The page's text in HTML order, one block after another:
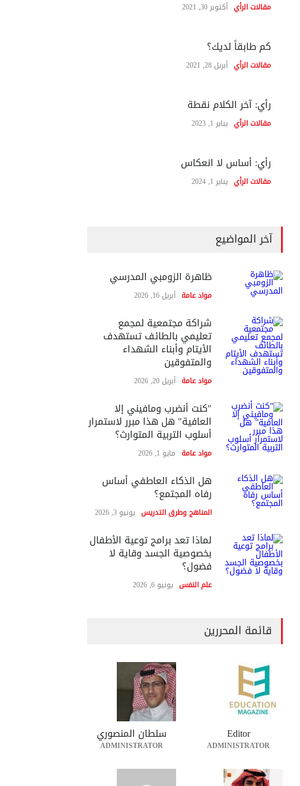
مقالات الرأي أكتوبر 30, 2021
كم طابقاً لديك؟
مقالات الرأي أبريل 28, 2021
رأي: آخر الكلام نقطة
مقالات الرأي يناير 1, 2023
رأي: أساس لا انعكاس
مقالات الرأي يناير 1, 2024
آخر المواضيع
ظاهرة الزومبي المدرسي
مواد عامة أبريل 16, 2026
شراكة مجتمعية لمجمع
تعليمي بالطائف تستهدف
الأيتام وأبناء الشهداء
والمتفوقين
مواد عامة أبريل 20, 2026
"كنت أنضرب ومافيني إلا
العافية" هل هذا مبرر لاستمرار
أسلوب التربية المتوارث؟
مواد عامة مايو 1, 2026
هل الذكاء العاطفي أساس
رفاه المجتمع؟
المناهج وطرق التدريس يونيو 3, 2026
لماذا تعد برامج توعية الأطفال
بخصوصية الجسد وقاية لا
فضول؟
علم النفس يونيو 6, 2026
قائمة المحررين
Editor
ADMINISTRATOR
سلطان المنصوري
ADMINISTRATOR